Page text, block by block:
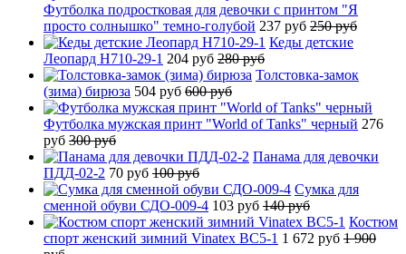
Футболка подростковая для девочки с принтом "Я
просто солнышко" темно-голубой 237 руб 250 руб
Кеды детские
Леопард H710-29-1 204 руб 280 руб
Толстовка-замок
(зима) бирюза 504 руб 600 руб
Футболка мужская принт "World of Tanks" черный 276
руб 300 руб
Панама для девочки
ПДД-02-2 70 руб 100 руб
Сумка для
сменной обуви СДО-009-4 103 руб 140 руб
Костюм
спорт женский зимний Vinatex BC5-1 1 672 руб 1 900